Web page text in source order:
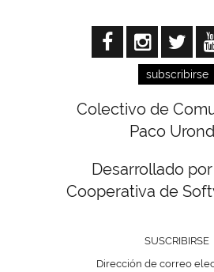
subscribirse
Colectivo de
Paco
Desarrollado
Cooperativa de
SUSCRIBIRSE
Dirección de correo